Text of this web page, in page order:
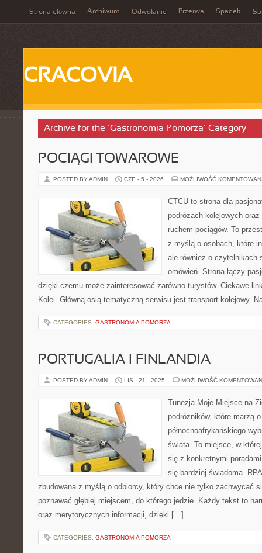
Strona główna Archiwum Odwołanie Przerwa Spadek
CRACOVIA
Archive for the ‘Gastronomia Pomorza’ Category
POCIĄGI TOWAROWE
POSTED BY ADMIN CZE - 5 - 2026 MOŻLIWOŚĆ
CTCU to strona dla
podróżach kolejowych
ruchem pociągów. To
z myślą o osobach, które
ale również o czytelnikach
omówień. Strona łączy
dzięki czemu może zainteresować zarówno turystów. Ciekawe
Kolei. Główną osią tematyczną serwisu jest transport kolejowy.
CATEGORIES: GASTRONOMIA POMORZA
PORTUGALIA I FINLANDIA
POSTED BY ADMIN LIS - 21 - 2025 MOŻLIWOŚĆ
Tunezja Moje Miejsce na
podróżników, które marzą
północnoafrykańskiego
świata. To miejsce, w
się z konkretnymi
się bardziej świadoma.
zbudowana z myślą o odbiorcy, który chce nie tylko zachwycać
poznawać głębiej miejscem, do którego jedzie. Każdy tekst to
oraz merytorycznych informacji, dzięki […]
CATEGORIES: GASTRONOMIA POMORZA